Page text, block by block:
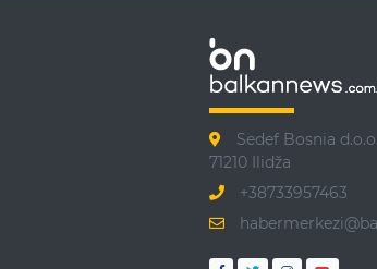
Sedef Bosnia
71210 Ilidža
+38733957463